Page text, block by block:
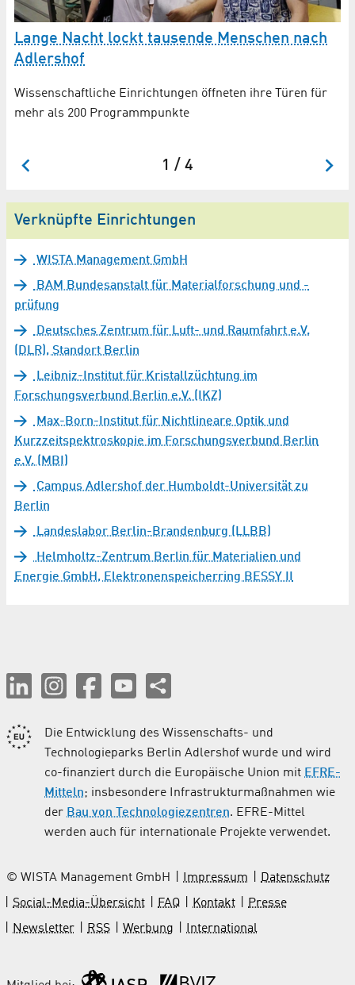
Lange Nacht lockt tausende Menschen nach
Adlershof
Wissenschaftliche Einrichtungen öffneten ihre Türen für
mehr als 200 Programmpunkte
1 / 4
Verknüpfte Einrichtungen
WISTA Management GmbH
BAM Bundesanstalt für Materialforschung und -
prüfung
Deutsches Zentrum für Luft- und Raumfahrt e.V.
(DLR), Standort Berlin
Leibniz-Institut für Kristallzüchtung im
Forschungsverbund Berlin e.V. (IKZ)
Max-Born-Institut für Nichtlineare Optik und
Kurzzeitspektroskopie im Forschungsverbund Berlin
e.V. (MBI)
Campus Adlershof der Humboldt-Universität zu
Berlin
Landeslabor Berlin-Brandenburg (LLBB)
Helmholtz-Zentrum Berlin für Materialien und
Energie GmbH, Elektronenspeicherring BESSY II
Die Entwicklung des Wissenschafts- und
Technologieparks Berlin Adlershof wurde und wird
co-finanziert durch die Europäische Union mit EFRE-
Mitteln; insbesondere Infrastrukturmaßnahmen wie
der Bau von Technologiezentren. EFRE-Mittel
werden auch für internationale Projekte verwendet.
© WISTA Management GmbH Impressum
Datenschutz
Social-Media-Übersicht
FAQ Kontakt
Presse
Newsletter
RSS Werbung International